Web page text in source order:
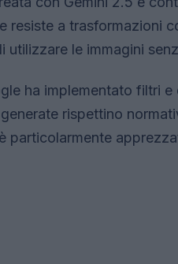
resiste a trasformazioni
utilizzare le immagini
ha implementato filtri
rispettino
particolarmente